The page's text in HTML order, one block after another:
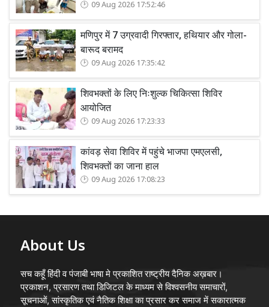
09 Aug 2026 17:52:46
मणिपुर में 7 उग्रवादी गिरफ्तार, हथियार और गोला-
बारूद बरामद
09 Aug 2026 17:35:42
शिवभक्तों के लिए निःशुल्क चिकित्सा शिविर
आयोजित
09 Aug 2026 17:23:33
कांवड़ सेवा शिविर में पहुंचे भाजपा एमएलसी,
शिवभक्तों का जाना हाल
09 Aug 2026 17:08:23
About Us
सच कहूँ हिंदी व पंजाबी भाषा मे प्रकाशित राष्ट्रीय दैनिक अख़बार।
प्रकाशन, प्रसारण तथा डिजिटल के माध्यम से विश्वसनीय समाचारों,
सूचनाओं, सांस्कृतिक एवं नैतिक शिक्षा का प्रसार कर समाज में सकारात्मक